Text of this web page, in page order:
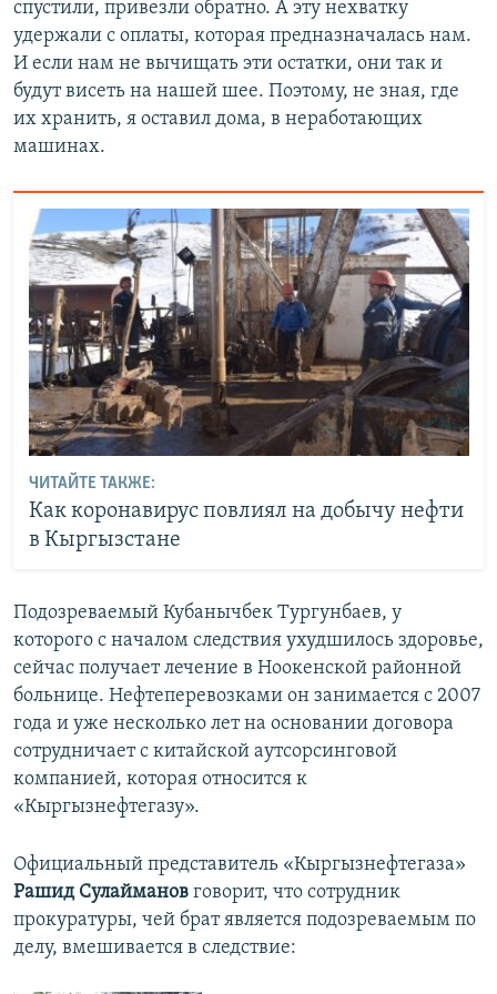
спустили, привезли обратно. А эту нехватку
удержали с оплаты, которая предназначалась нам.
И если нам не вычищать эти остатки, они так и
будут висеть на нашей шее. Поэтому, не зная, где
их хранить, я оставил дома, в неработающих
машинах.
ЧИТАЙТЕ ТАКЖЕ:
Как коронавирус повлиял на добычу нефти
в Кыргызстане
Подозреваемый Кубанычбек Тургунбаев, у
которого с началом следствия ухудшилось здоровье,
сейчас получает лечение в Ноокенской районной
больнице. Нефтеперевозками он занимается с 2007
года и уже несколько лет на основании договора
сотрудничает с китайской аутсорсинговой
компанией, которая относится к
«Кыргызнефтегазу».
Официальный представитель «Кыргызнефтегаза»
Рашид Сулайманов говорит, что сотрудник
прокуратуры, чей брат является подозреваемым по
делу, вмешивается в следствие: